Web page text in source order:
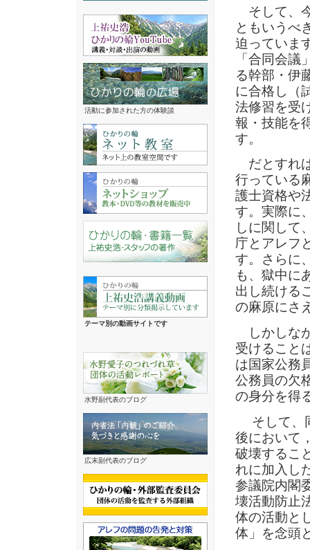
そして、
ともいうべ
迫っていま
「合同会
る幹部・伊
に合格し（
法修習を受
報・技能を
す。
だとすれ
行っている
護士資格や
す。実際に
しに関して
庁とアレフ
す。さらに
も、獄中に
出し続ける
の麻原にさ
しかしな
受けること
は国家公務
公務員の欠
の身分を得
そして、
後において
破壊するこ
れに加入し
参議院内閣
壊活動防止
体の活動と
体」を念頭
活動に参加された方の体験談
テーマ別の動画サイトです
水野副代表のブログ
広末副代表のブログ